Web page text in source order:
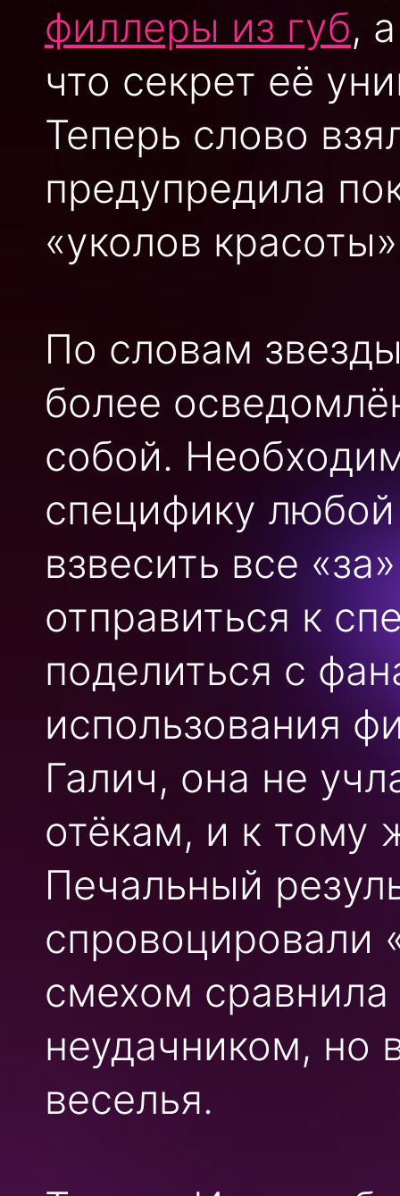
филлеры из губ,
что секрет её
Теперь слово
предупредила
«уколов
По словам
более
собой.
специфику
взвесить все
отправиться к
поделиться с
использования
Галич, она не
отёкам, и к тому
Печальный
спровоцировали
смехом
неудачником, но
веселья.